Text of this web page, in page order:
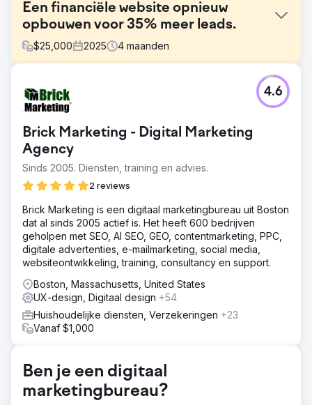
Een financiële website opnieuw
opbouwen voor 35% meer leads.
$25,000 2025 4 maanden
Het verbeteren van de prestaties in een zeer
competitieve financiële niche vereiste meer dan een
voelde verouderd aan, miste geloofwaardigheid en had
zwakke aanvraagprocedures die het voor gebruikers
moeilijker maakten om actie te ondernemen. De uitdaging
was om een verouderde website te vervangen door een
overtuigendere, gebruiksvriendelijkere ervaring die snel
genereren.
Oplossing
We hebben een volledig op maat gemaakte website
ontworpen voor zowel desktop als mobiel, en deze
De nieuwe site is gebouwd om de duidelijkheid, het
vertrouwen en het gebruiksgemak gedurende het hele
gebruikerstraject te verbeteren. We hebben ook
stapsgewijze en gepagineerde formulieren
conversieproces te creëren.
Resultaat
De vernieuwde website zorgde voor een
Brick Marketing - Digital Marketing
Agency
Sinds 2005. Diensten, training en advies.
2 reviews
4.6
Brick Marketing is een digitaal marketingbureau uit Boston
dat al sinds 2005 actief is. Het heeft 600 bedrijven
geholpen met SEO, AI SEO, GEO, contentmarketing, PPC,
digitale advertenties, e-mailmarketing, social media,
websiteontwikkeling, training, consultancy en support.
Boston, Massachusetts, United States
UX-design, Digitaal design +54
Huishoudelijke diensten, Verzekeringen +23
Vanaf $1,000
Ben je een digitaal
marketingbureau?